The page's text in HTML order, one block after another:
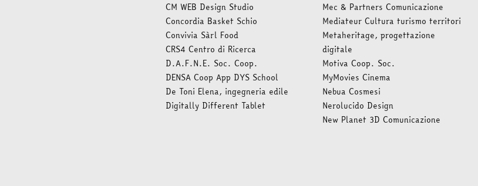
CM WEB Design Studio
Concordia Basket Schio
Convivia Sàrl Food
CRS4 Centro di Ricerca
D.A.F.N.E. Soc. Coop.
DENSA Coop App DYS School
De Toni Elena, ingegneria edile
Digitally Different Tablet
Mec & Partners Comunicazione
Mediateur Cultura turismo territori
Metaheritage, progettazione
digitale
Motiva Coop. Soc.
MyMovies Cinema
Nebua Cosmesi
Nerolucido Design
New Planet 3D Comunicazione